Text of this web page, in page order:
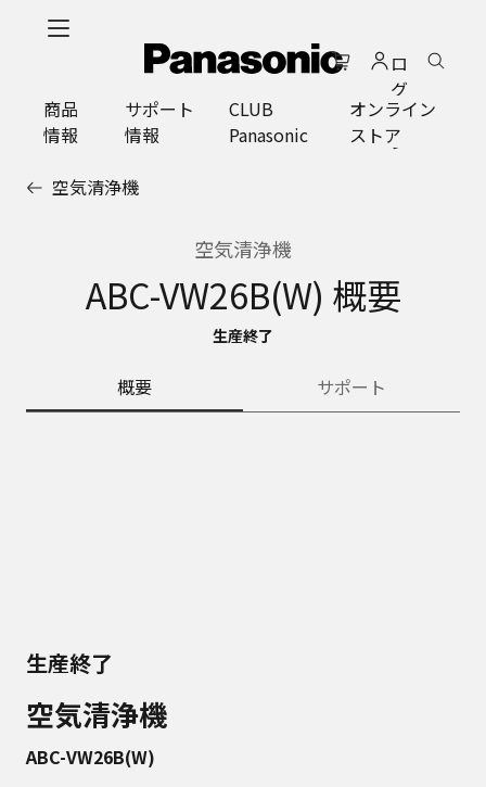
ロ
グ
イ
ン
商品
情報
サポート
情報
CLUB
Panasonic
オンライン
ストア
空気清浄機
空気清浄機
ABC-VW26B(W) 概要
生産終了
概要 サポート
生産終了
空気清浄機
ABC-VW26B(W)